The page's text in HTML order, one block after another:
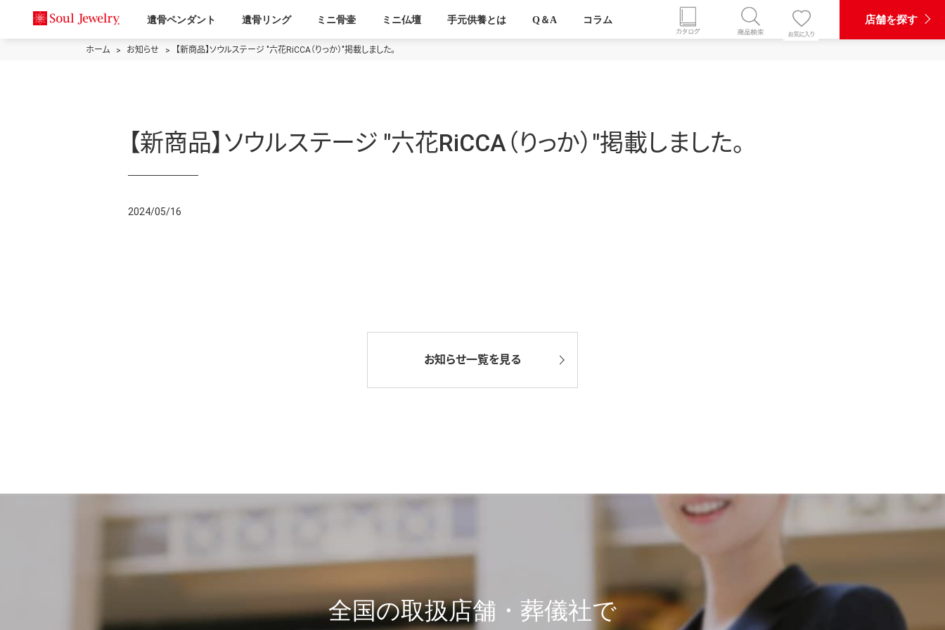
遺骨ペンダント 遺骨リング ミニ骨壷 ミニ仏壇 手元供養とは Q＆A コラム 店舗を探す
ホーム お知らせ 【新商品】ソウルステージ "六花RiCCA（りっか）"掲載しました。
【新商品】ソウルステージ "六花RiCCA（りっか）"掲載しました。
2024/05/16
お知らせ一覧を見る
全国の取扱店舗・葬儀社で